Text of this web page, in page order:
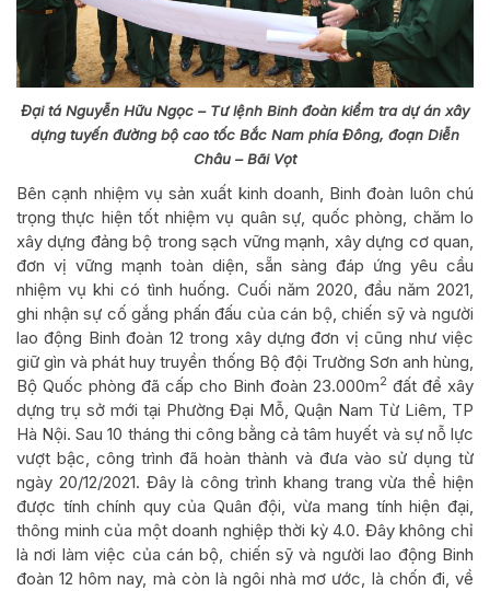
Đại tá Nguyễn Hữu Ngọc – Tư lệnh Binh đoàn kiểm tra dự án xây
dựng tuyến đường bộ cao tốc Bắc Nam phía Đông, đoạn Diễn
Châu – Bãi Vọt
Bên cạnh nhiệm vụ sản xuất kinh doanh, Binh đoàn luôn chú
trọng thực hiện tốt nhiệm vụ quân sự, quốc phòng, chăm lo
xây dựng đảng bộ trong sạch vững mạnh, xây dựng cơ quan,
đơn vị vững mạnh toàn diện, sẵn sàng đáp ứng yêu cầu
nhiệm vụ khi có tình huống. Cuối năm 2020, đầu năm 2021,
ghi nhận sự cố gắng phấn đấu của cán bộ, chiến sỹ và người
lao động Binh đoàn 12 trong xây dựng đơn vị cũng như việc
giữ gìn và phát huy truyền thống Bộ đội Trường Sơn anh hùng,
Bộ Quốc phòng đã cấp cho Binh đoàn 23.000m2 đất để xây
dựng trụ sở mới tại Phường Đại Mỗ, Quận Nam Từ Liêm, TP
Hà Nội. Sau 10 tháng thi công bằng cả tâm huyết và sự nỗ lực
vượt bậc, công trình đã hoàn thành và đưa vào sử dụng từ
ngày 20/12/2021. Đây là công trình khang trang vừa thể hiện
được tính chính quy của Quân đội, vừa mang tính hiện đại,
thông minh của một doanh nghiệp thời kỳ 4.0. Đây không chỉ
là nơi làm việc của cán bộ, chiến sỹ và người lao động Binh
đoàn 12 hôm nay, mà còn là ngôi nhà mơ ước, là chốn đi, về